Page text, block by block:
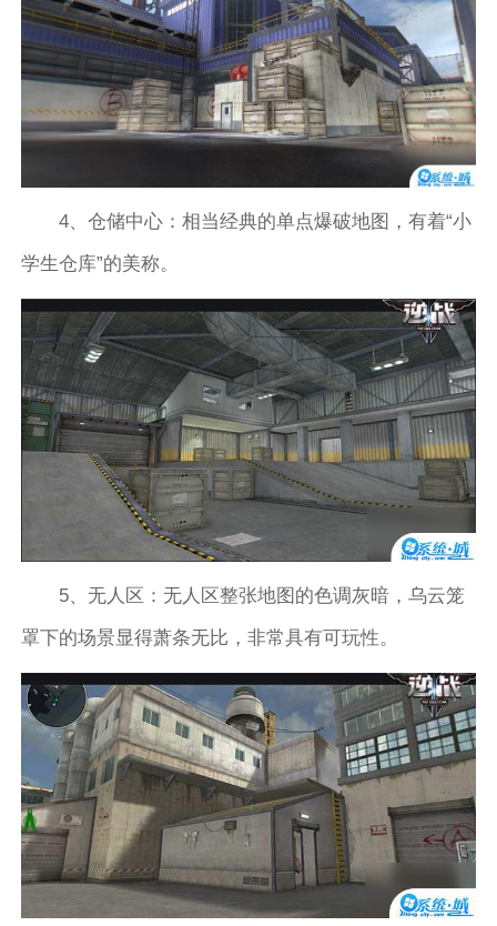
4、仓储中心：相当经典的单点爆破地图，有着“小
学生仓库”的美称。
5、无人区：无人区整张地图的色调灰暗，乌云笼
罩下的场景显得萧条无比，非常具有可玩性。